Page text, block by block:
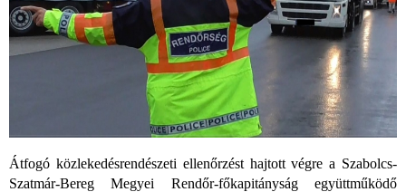
Átfogó közlekedésrendészeti ellenőrzést hajtott végre a Szabolcs-
Szatmár-Bereg Megyei Rendőr-főkapitányság együttműködő